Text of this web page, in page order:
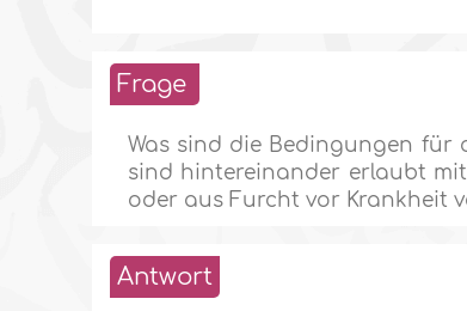
Frage
Was sind die Bedingungen für
sind hintereinander erlaubt mit
oder aus Furcht vor Krankheit
Antwort